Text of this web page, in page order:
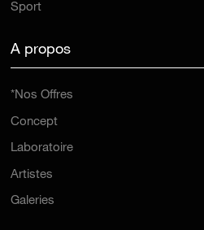
Sport
A propos
*Nos Offres
Concept
Laboratoire
Artistes
Galeries